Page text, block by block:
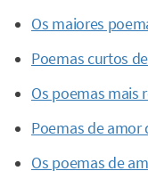
Os maiores
Poemas curtos
Os poemas mais
Poemas de amor
Os poemas de